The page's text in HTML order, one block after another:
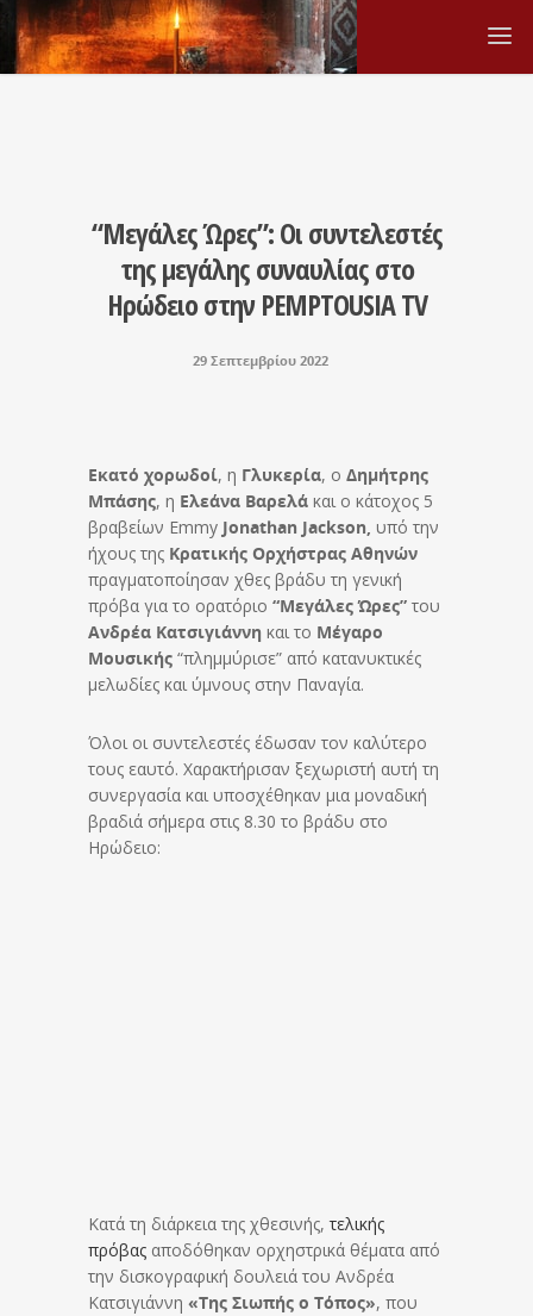
“Μεγάλες Ώρες”: Οι συντελεστές
της μεγάλης συναυλίας στο
Ηρώδειο στην PEMPTOUSIA TV
29 Σεπτεμβρίου 2022
Εκατό χορωδοί, η Γλυκερία, ο Δημήτρης
Μπάσης, η Ελεάνα Βαρελά και ο κάτοχος 5
βραβείων Emmy Jonathan Jackson, υπό την
ήχους της Κρατικής Ορχήστρας Αθηνών
πραγματοποίησαν χθες βράδυ τη γενική
πρόβα για το ορατόριο “Μεγάλες Ώρες” του
Ανδρέα Κατσιγιάννη και το Μέγαρο
Μουσικής “πλημμύρισε” από κατανυκτικές
μελωδίες και ύμνους στην Παναγία.
Όλοι οι συντελεστές έδωσαν τον καλύτερο
τους εαυτό. Χαρακτήρισαν ξεχωριστή αυτή τη
συνεργασία και υποσχέθηκαν μια μοναδική
βραδιά σήμερα στις 8.30 το βράδυ στο
Ηρώδειο:
Κατά τη διάρκεια της χθεσινής, τελικής
πρόβας αποδόθηκαν ορχηστρικά θέματα από
την δισκογραφική δουλειά του Ανδρέα
Κατσιγιάννη «Της Σιωπής ο Τόπος», που